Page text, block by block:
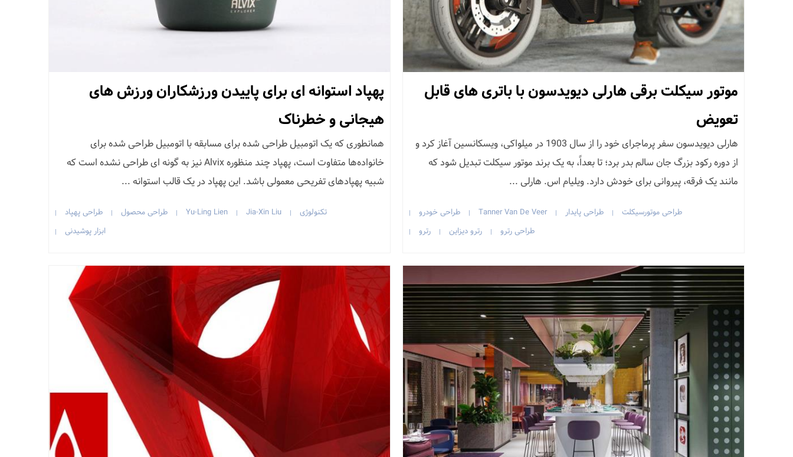
موتور سیکلت برقی هارلی دیویدسون با باتری های قابل
تعویض
هارلی دیویدسون سفر پرماجرای خود را از سال 1903 در میلواکی، ویسکانسین آغاز کرد و
از دوره رکود بزرگ جان سالم بدر برد؛ تا بعداً، به یک برند موتور سیکلت تبدیل شود که
مانند یک فرقه، پیروانی برای خودش دارد. ویلیام اس. هارلی ...
طراحی موتورسیکلت | طراحی پایدار |
Tanner Van De Veer
| طراحی خودرو |
طراحی رترو | رترو دیزاین | رترو |
پهپاد استوانه ای برای پاییدن ورزشکاران ورزش های
هیجانی و خطرناک
همانطوری که یک اتومبیل طراحی شده برای مسابقه با اتومبیل طراحی شده برای
خانواده‌ها متفاوت است، پهپاد چند منظوره Alvix نیز به گونه ای طراحی نشده است که
شبیه پهپادهای تفریحی معمولی باشد. این پهپاد در یک قالب استوانه ...
تکنولوژی |
Jia-Xin Liu
|
Yu-Ling Lien
| طراحی محصول | طراحی پهپاد |
ابزار پوشیدنی |